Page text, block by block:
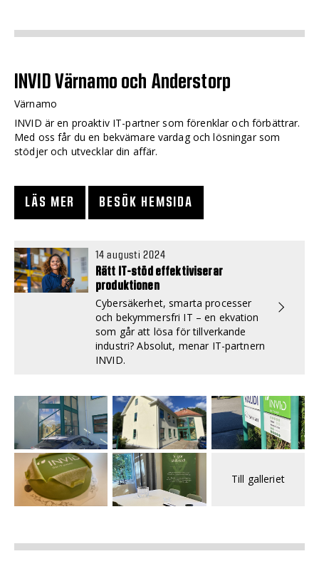
INVID Värnamo och Anderstorp
Värnamo
INVID är en proaktiv IT-partner som förenklar och förbättrar.
Med oss får du en bekvämare vardag och lösningar som
stödjer och utvecklar din affär.
LÄS MER BESÖK HEMSIDA
14 augusti 2024
Rätt IT-stöd effektiviserar
produktionen
Cybersäkerhet, smarta processer
och bekymmersfri IT – en ekvation
som går att lösa för tillverkande
industri? Absolut, menar IT-partnern
INVID.
Till galleriet